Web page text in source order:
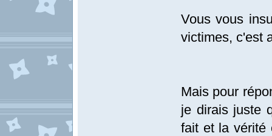
Vous vous
victimes, c'est
Mais pour
je dirais juste
fait et la vérité